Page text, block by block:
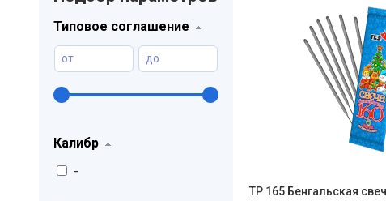
Типовое соглашение
от до
Калибр
-
ТР 165 Бенгальская